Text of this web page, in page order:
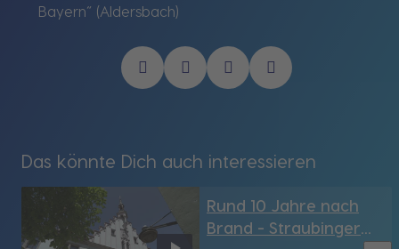
Bayern“ (Aldersbach)
Das könnte Dich auch interessieren
Rund 10 Jahre nach
Brand - Straubinger